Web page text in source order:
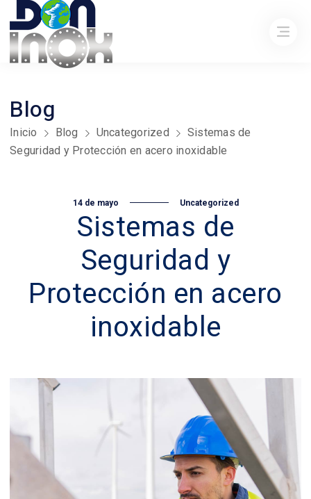
Blog
Inicio Blog Uncategorized
Sistemas de
Seguridad y Protección en acero inoxidable
14 de mayo Uncategorized
Sistemas de
Seguridad y
Protección en acero
inoxidable